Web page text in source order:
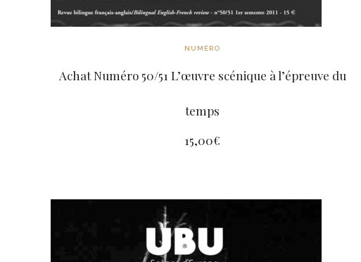
NUMÉRO
Achat Numéro 50/51 L’œuvre scénique à l’épreuve du
temps
15,00€